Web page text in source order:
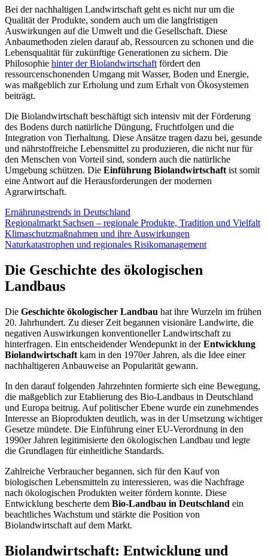
Bei der nachhaltigen Landwirtschaft geht es nicht nur um die
Qualität der Produkte, sondern auch um die langfristigen
Auswirkungen auf die Umwelt und die Gesellschaft. Diese
Anbaumethoden zielen darauf ab, Ressourcen zu schonen und die
Lebensqualität für zukünftige Generationen zu sichern. Die
Philosophie hinter der Biolandwirtschaft fördert den
ressourcenschonenden Umgang mit Wasser, Boden und Energie,
was maßgeblich zur Erholung und zum Erhalt von Ökosystemen
beiträgt.
Die Biolandwirtschaft beschäftigt sich intensiv mit der Förderung
des Bodens durch natürliche Düngung, Fruchtfolgen und die
Integration von Tierhaltung. Diese Ansätze tragen dazu bei, gesunde
und nährstoffreiche Lebensmittel zu produzieren, die nicht nur für
den Menschen von Vorteil sind, sondern auch die natürliche
Umgebung schützen. Die Einführung Biolandwirtschaft ist somit
eine Antwort auf die Herausforderungen der modernen
Agrarwirtschaft.
Ernährungstrends in Deutschland
Regionalmarkt Sachsen – regionale Produkte, Tradition und Vielfalt
Klimaschutzmaßnahmen und ihre Auswirkungen
Naturkatastrophen und regionales Risikomanagement
Die Geschichte des ökologischen
Landbaus
Die Geschichte ökologischer Landbau hat ihre Wurzeln im frühen
20. Jahrhundert. Zu dieser Zeit begannen visionäre Landwirte, die
negativen Auswirkungen konventioneller Landwirtschaft zu
hinterfragen. Ein entscheidender Wendepunkt in derEntwicklung
Biolandwirtschaft kam in den 1970er Jahren, als die Idee einer
nachhaltigeren Anbauweise an Popularität gewann.
In den darauf folgenden Jahrzehnten formierte sich eine Bewegung,
die maßgeblich zur Etablierung des Bio-Landbaus in Deutschland
und Europa beitrug. Auf politischer Ebene wurde ein zunehmendes
Interesse an Bioprodukten deutlich, was in der Umsetzung wichtiger
Gesetze mündete. Die Einführung einer EU-Verordnung in den
1990er Jahren legitimisierte den ökologischen Landbau und legte
die Grundlagen für einheitliche Standards.
Zahlreiche Verbraucher begannen, sich für den Kauf von
biologischen Lebensmitteln zu interessieren, was die Nachfrage
nach ökologischen Produkten weiter fördern konnte. Diese
Entwicklung bescherte dem Bio-Landbau in Deutschland ein
beachtliches Wachstum und stärkte die Position von
Biolandwirtschaft auf dem Markt.
Biolandwirtschaft: Entwicklung und